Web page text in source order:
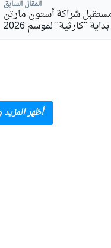
المقال السابق
شراكة أستون مارتن
"كارثية" لموسم 2026
أظهر